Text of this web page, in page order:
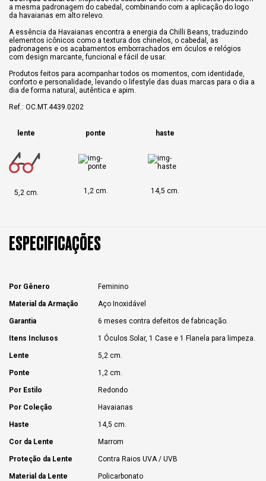
a mesma padronagem do cabedal, combinando com a aplicação do logo
da havaianas em alto relevo.
A essência da Havaianas encontra a energia da Chilli Beans, traduzindo
elementos icônicos como a textura dos chinelos, o cabedal, as
padronagens e os acabamentos emborrachados em óculos e relógios
com design marcante, funcional e fácil de usar.
Produtos feitos para acompanhar todos os momentos, com identidade,
conforto e personalidade, levando o lifestyle das duas marcas para o dia a
dia de forma natural, autêntica e apim.
Ref.: OC.MT.4439.0202
lente
5,2 cm.
ponte
1,2 cm.
haste
14,5 cm.
ESPECIFICAÇÕES
Por Gênero Feminino
Material da Armação Aço Inoxidável
Garantia 6 meses contra defeitos de fabricação.
Itens Inclusos 1 Óculos Solar, 1 Case e 1 Flanela para limpeza.
Lente 5,2 cm.
Ponte 1,2 cm.
Por Estilo Redondo
Por Coleção Havaianas
Haste 14,5 cm.
Cor da Lente Marrom
Proteção da Lente Contra Raios UVA / UVB
Material da Lente Policarbonato